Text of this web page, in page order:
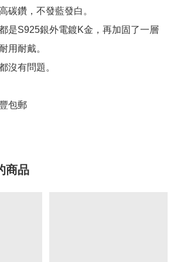
碳鑽，不發藍發白。
是S925銀外電鍍K金，再加固了一層
用耐戴。
沒有問題。
商品